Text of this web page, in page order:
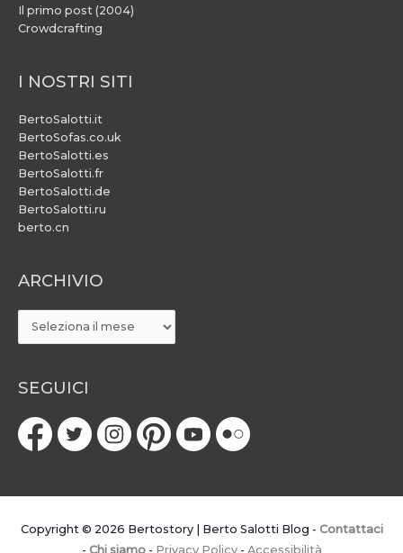
Il primo post (2004)
Crowdcrafting
I NOSTRI SITI
BertoSalotti.it
BertoSofas.co.uk
BertoSalotti.es
BertoSalotti.fr
BertoSalotti.de
BertoSalotti.ru
berto.cn
ARCHIVIO
ARCHIVIO
SEGUICI
Copyright © 2026 Bertostory | Berto Salotti Blog - Contattaci
- Chi siamo- Privacy Policy- Accessibilità